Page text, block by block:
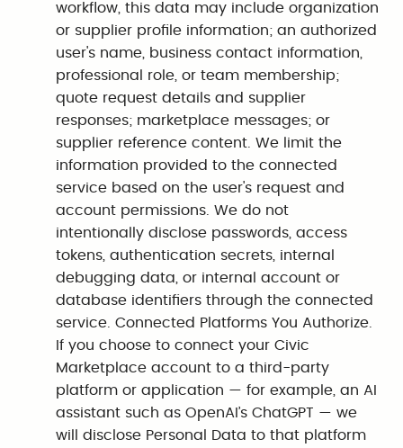
workflow, this data may include organization
or supplier profile information; an authorized
user's name, business contact information,
professional role, or team membership;
quote request details and supplier
responses; marketplace messages; or
supplier reference content. We limit the
information provided to the connected
service based on the user's request and
account permissions. We do not
intentionally disclose passwords, access
tokens, authentication secrets, internal
debugging data, or internal account or
database identifiers through the connected
service. Connected Platforms You Authorize.
If you choose to connect your Civic
Marketplace account to a third-party
platform or application — for example, an AI
assistant such as OpenAI’s ChatGPT — we
will disclose Personal Data to that platform